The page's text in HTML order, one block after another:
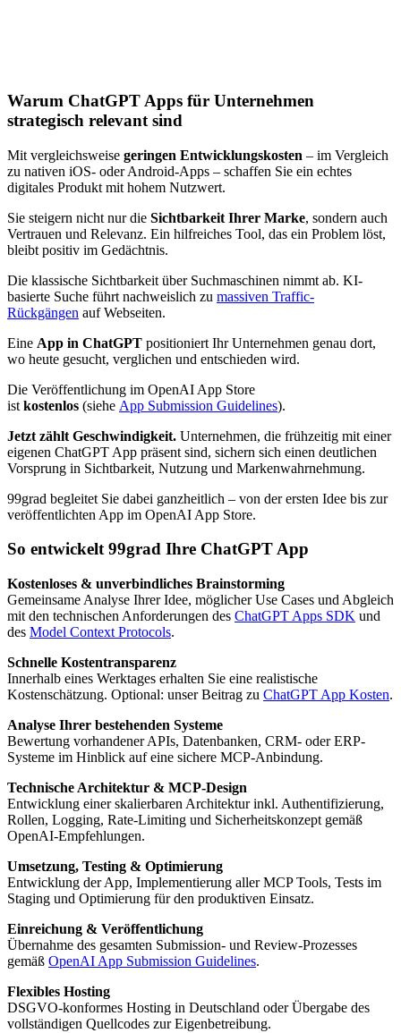
Warum ChatGPT Apps für Unternehmen
strategisch relevant sind
Mit vergleichsweise geringen Entwicklungskosten – im Vergleich
zu nativen iOS- oder Android-Apps – schaffen Sie ein echtes
digitales Produkt mit hohem Nutzwert.
Sie steigern nicht nur die Sichtbarkeit Ihrer Marke, sondern auch
Vertrauen und Relevanz. Ein hilfreiches Tool, das ein Problem löst,
bleibt positiv im Gedächtnis.
Die klassische Sichtbarkeit über Suchmaschinen nimmt ab. KI-
basierte Suche führt nachweislich zu massiven Traffic-
Rückgängen auf Webseiten.
Eine App in ChatGPT positioniert Ihr Unternehmen genau dort,
wo heute gesucht, verglichen und entschieden wird.
Die Veröffentlichung im OpenAI App Store
ist kostenlos (siehe App Submission Guidelines).
Jetzt zählt Geschwindigkeit. Unternehmen, die frühzeitig mit einer
eigenen ChatGPT App präsent sind, sichern sich einen deutlichen
Vorsprung in Sichtbarkeit, Nutzung und Markenwahrnehmung.
99grad begleitet Sie dabei ganzheitlich – von der ersten Idee bis zur
veröffentlichten App im OpenAI App Store.
So entwickelt 99grad Ihre ChatGPT App
Kostenloses & unverbindliches Brainstorming
Gemeinsame Analyse Ihrer Idee, möglicher Use Cases und Abgleich
mit den technischen Anforderungen des ChatGPT Apps SDK und
des Model Context Protocols.
Schnelle Kostentransparenz
Innerhalb eines Werktages erhalten Sie eine realistische
Kostenschätzung. Optional: unser Beitrag zu ChatGPT App Kosten.
Analyse Ihrer bestehenden Systeme
Bewertung vorhandener APIs, Datenbanken, CRM- oder ERP-
Systeme im Hinblick auf eine sichere MCP-Anbindung.
Technische Architektur & MCP-Design
Entwicklung einer skalierbaren Architektur inkl. Authentifizierung,
Rollen, Logging, Rate-Limiting und Sicherheitskonzept gemäß
OpenAI-Empfehlungen.
Umsetzung, Testing & Optimierung
Entwicklung der App, Implementierung aller MCP Tools, Tests im
Staging und Optimierung für den produktiven Einsatz.
Einreichung & Veröffentlichung
Übernahme des gesamten Submission- und Review-Prozesses
gemäß OpenAI App Submission Guidelines.
Flexibles Hosting
DSGVO-konformes Hosting in Deutschland oder Übergabe des
vollständigen Quellcodes zur Eigenbetreibung.